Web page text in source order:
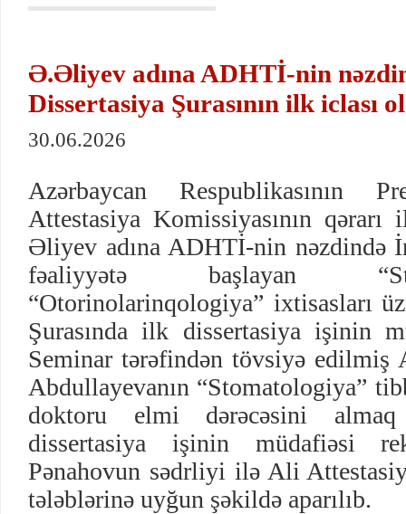
Ə.Əliyev adına ADHTİ-nin
Dissertasiya Şurasının ilk iclası
30.06.2026
Azərbaycan Respublikasının
Attestasiya Komissiyasının
Əliyev adına ADHTİ-nin nəzdində
fəaliyyətə başlayan
“Otorinolarinqologiya” ixtisasları
Şurasında ilk dissertasiya işinin
Seminar tərəfindən tövsiyə edilmiş
Abdullayevanın “Stomatologiya”
doktoru elmi dərəcəsini
dissertasiya işinin müdafiəsi
Pənahovun sədrliyi ilə Ali
tələblərinə uyğun şəkildə aparılıb.